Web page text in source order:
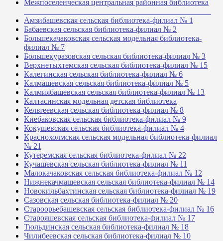
Межпоселенческая центральная районная библиотека
Амзибашевская сельская библиотека-филиал № 1
Бабаевская сельская библиотека-филиал № 2
Большекачаковская сельская модельная библиотека-
филиал № 7
Большекуразовская сельская библиотека-филиал № 3
Верхнетыхтемская сельская библиотека-филиал № 15
Калегинская сельская библиотека-филиал № 6
Калмашевская сельская библиотека-филиал № 5
Калмиябашевская сельская библиотека-филиал № 13
Калтасинская модельная детская библиотека
Кельтеевская сельская библиотека-филиал № 8
Киебаковская сельская библиотека-филиал № 9
Кокушевская сельская библиотека-филиал № 4
Краснохолмская сельская модельная библиотека-филиал
№ 21
Кутеремская сельская библиотека-филиал № 22
Кучашевская сельская библиотека-филиал № 11
Малокачаковская сельская библиотека-филиал № 12
Нижнекачмашевская сельская библиотека-филиал № 14
Новокильбахтинская сельская библиотека-филиал № 19
Сазовская сельская библиотека-филиал № 20
Староорьебашевская сельская библиотека-филиал № 16
Старояшевская сельская библиотека-филиал № 17
Тюльдинская сельская библиотека-филиал № 18
Чилибеевская сельская библиотека-филиал № 10